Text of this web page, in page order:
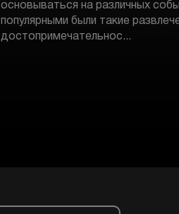
основываться на различных
популярными были такие
достопримечательнос...